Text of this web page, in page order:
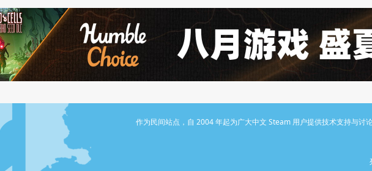
作为民间站点，自 2004 年起为广大中文 Steam 用户提供技术支持与讨